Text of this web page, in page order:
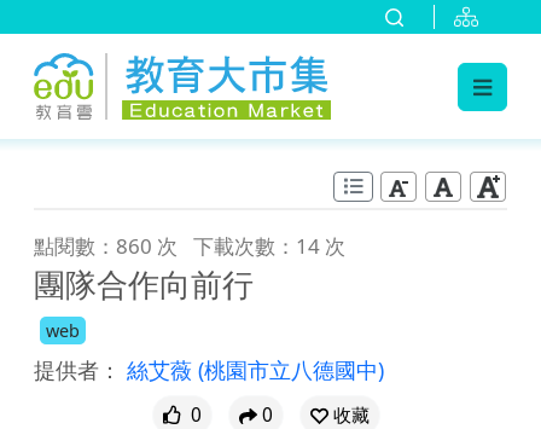
點閱數：860 次 下載次數：14 次
團隊合作向前行
web
提供者： 絲艾薇 (桃園市立八德國中)
0 0
收藏